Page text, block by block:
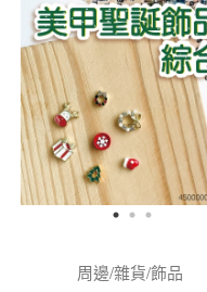
周邊/雜貨/飾品